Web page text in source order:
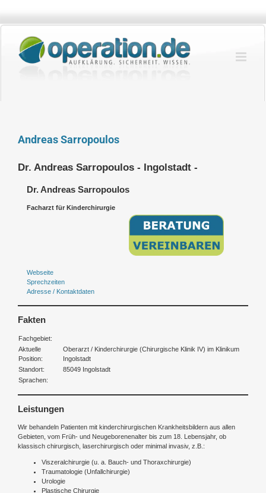
springen
Andreas Sarropoulos
Dr. Andreas Sarropoulos - Ingolstadt -
Dr. Andreas Sarropoulos
Facharzt für Kinderchirurgie
Webseite
Sprechzeiten
Adresse / Kontaktdaten
Fakten
Fachgebiet:
Aktuelle
Position:
Oberarzt / Kinderchirurgie (Chirurgische Klinik IV) im Klinikum
Ingolstadt
Standort:
85049 Ingolstadt
Sprachen:
Leistungen
Wir behandeln Patienten mit kinderchirurgischen Krankheitsbildern aus allen
Gebieten, vom Früh- und Neugeborenenalter bis zum 18. Lebensjahr, ob
klassisch chirurgisch, laserchirurgisch oder minimal invasiv, z.B.:
Viszeralchirurgie (u. a. Bauch- und Thoraxchirurgie)
Traumatologie (Unfallchirurgie)
Urologie
Plastische Chirurgie